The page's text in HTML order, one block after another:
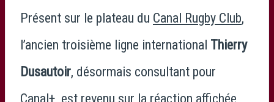
Présent sur le plateau du Canal Rugby Club,
l’ancien troisième ligne international Thierry
Dusautoir, désormais consultant pour
Canal+, est revenu sur la réaction affichée